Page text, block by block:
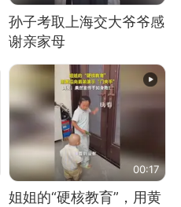
孙子考取上海交大爷爷感
谢亲家母
00:17
姐姐的“硬核教育”，用黄